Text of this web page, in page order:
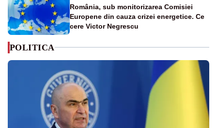
România, sub monitorizarea Comisiei
Europene din cauza crizei energetice. Ce
cere Victor Negrescu
POLITICA